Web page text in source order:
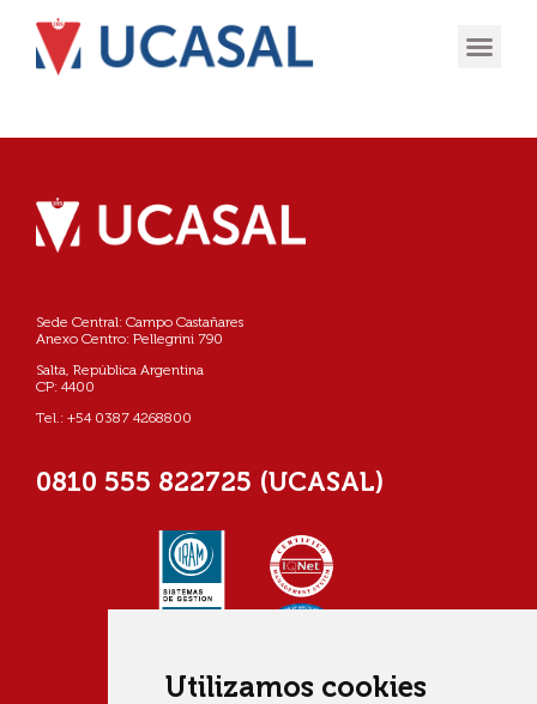
Utilizamos cookies
Sede Central: Campo Castañares
Anexo Centro: Pellegrini 790
Salta, República Argentina
CP: 4400
Tel.: +54 0387 4268800
0810 555 822725 (UCASAL)